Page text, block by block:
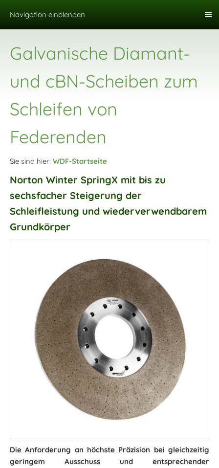
Navigation einblenden
Galvanische Diamant-
und cBN-Scheiben zum
Schleifen von
Federenden
Sie sind hier: WDF-Startseite
Norton Winter SpringX mit bis zu
sechsfacher Steigerung der
Schleifleistung und wiederverwendbarem
Grundkörper
Die Anforderung an höchste Präzision bei gleichzeitig
geringem Ausschuss und entsprechender